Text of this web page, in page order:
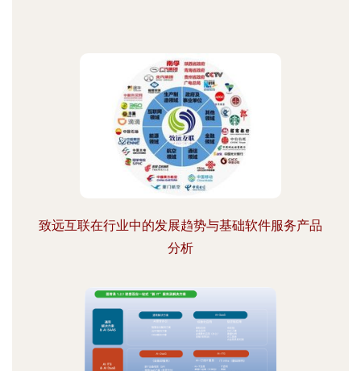
致远互联在行业中的发展趋势与基础软件服务产品
分析